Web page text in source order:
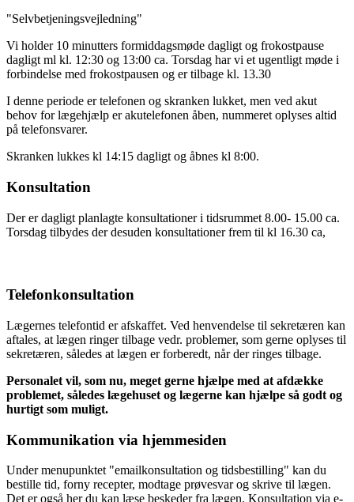
"Selvbetjeningsvejledning"
Vi holder 10 minutters formiddagsmøde dagligt og frokostpause
dagligt ml kl. 12:30 og 13:00 ca. Torsdag har vi et ugentligt møde i
forbindelse med frokostpausen og er tilbage kl. 13.30
I denne periode er telefonen og skranken lukket, men ved akut
behov for lægehjælp er akutelefonen åben, nummeret oplyses altid
på telefonsvarer.
Skranken lukkes kl 14:15 dagligt og åbnes kl 8:00.
Konsultation
Der er dagligt planlagte konsultationer i tidsrummet 8.00- 15.00 ca.
Torsdag tilbydes der desuden konsultationer frem til kl 16.30 ca,
Telefonkonsultation
Lægernes telefontid er afskaffet. Ved henvendelse til sekretæren kan
aftales, at lægen ringer tilbage vedr. problemer, som gerne oplyses til
sekretæren, således at lægen er forberedt, når der ringes tilbage.
Personalet vil, som nu, meget gerne hjælpe med at afdække
problemet, således lægehuset og lægerne kan hjælpe så godt og
hurtigt som muligt.
Kommunikation via hjemmesiden
Under menupunktet "emailkonsultation og tidsbestilling" kan du
bestille tid, forny recepter, modtage prøvesvar og skrive til lægen.
Det er også her du kan læse beskeder fra lægen. Konsultation via e-